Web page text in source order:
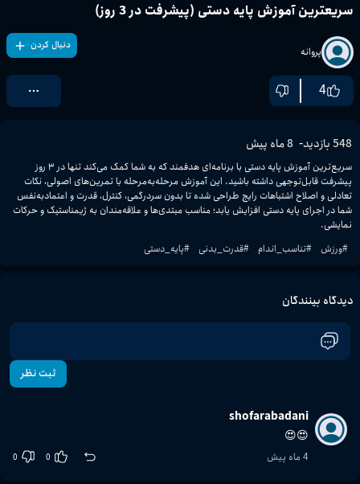
سریعترین آموزش پایه دستی (پیشرفت در 3 روز)
پروانه دنبال کردن
4
548بازدید- 8 ماه پیش
سریع‌ترین آموزش پایه دستی با برنامه‌ای هدفمند که به شما کمک می‌کند تنها در ۳ روز
پیشرفت قابل‌توجهی داشته باشید. این آموزش مرحله‌به‌مرحله با تمرین‌های اصولی، نکات
تعادلی و اصلاح اشتباهات رایج طراحی شده تا بدون سردرگمی، کنترل، قدرت و اعتمادبه‌نفس
شما در اجرای پایه دستی افزایش یابد؛ مناسب مبتدی‌ها و علاقه‌مندان به ژیمناستیک و حرکات
نمایشی.
#ورزش #تناسب_اندام #قدرت_بدنی #پایه_دستی
دیدگاه بینندگان
ثبت نظر
shofarabadani
😍😍
4 ماه پیش 0
0